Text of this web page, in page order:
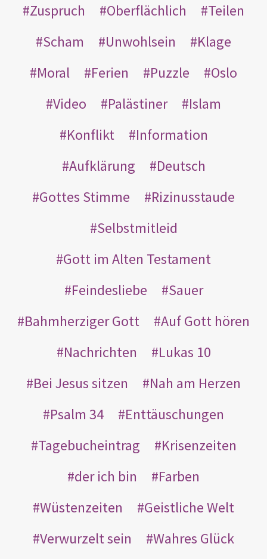
Zuspruch
Oberflächlich
Teilen
Scham
Unwohlsein
Klage
Moral
Ferien Puzzle
Oslo
Video
Palästiner
Islam
Konflikt
Information
Aufklärung
Deutsch
Gottes Stimme
Rizinusstaude
Selbstmitleid
Gott im Alten Testament
Feindesliebe
Sauer
Bahmherziger Gott
Auf Gott hören
Nachrichten
Lukas 10
Bei Jesus sitzen
Nah am Herzen
Psalm 34
Enttäuschungen
Tagebucheintrag
Krisenzeiten
der ich bin
Farben
Wüstenzeiten
Geistliche Welt
Verwurzelt sein
Wahres Glück